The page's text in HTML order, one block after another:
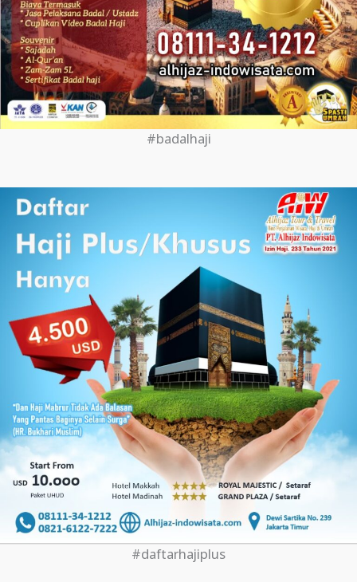
#badalhaji
#daftarhajiplus